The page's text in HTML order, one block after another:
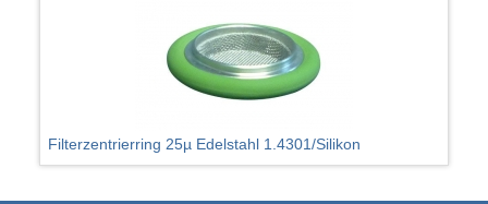
Filterzentrierring 25µ Edelstahl 1.4301/Silikon